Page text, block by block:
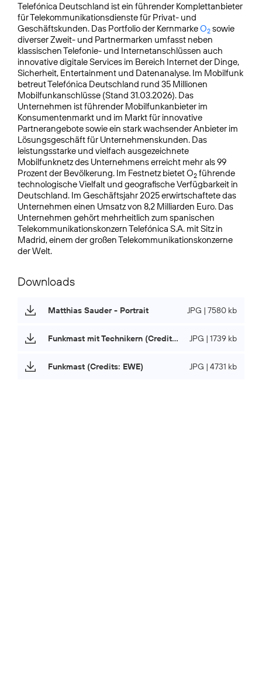
Telefónica Deutschland ist ein führender Komplettanbieter
für Telekommunikationsdienste für Privat- und
Geschäftskunden. Das Portfolio der KernmarkeO2 sowie
diverser Zweit- und Partnermarken umfasst neben
klassischen Telefonie- und Internetanschlüssen auch
innovative digitale Services im Bereich Internet der Dinge,
Sicherheit, Entertainment und Datenanalyse. Im Mobilfunk
betreut Telefónica Deutschland rund 35 Millionen
Mobilfunkanschlüsse (Stand 31.03.2026). Das
Unternehmen ist führender Mobilfunkanbieter im
Konsumentenmarkt und im Markt für innovative
Partnerangebote sowie ein stark wachsender Anbieter im
Lösungsgeschäft für Unternehmens­kunden. Das
leistungsstarke und vielfach ausgezeichnete
Mobilfunknetz des Unternehmens erreicht mehr als 99
Prozent der Bevölkerung. Im Festnetz bietet O2 führende
technologische Vielfalt und geografische Verfügbarkeit in
Deutschland. Im Geschäftsjahr 2025 erwirtschaftete das
Unternehmen einen Umsatz von 8,2 Milliarden Euro. Das
Unternehmen gehört mehrheitlich zum spanischen
Telekommunikationskonzern Telefónica S.A. mit Sitz in
Madrid, einem der großen Telekommunikationskonzerne
der Welt.
Downloads
Matthias Sauder - Portrait JPG | 7580 kb
Funkmast mit Technikern (Credits: EWE) JPG | 1739 kb
Funkmast (Credits: EWE) JPG | 4731 kb